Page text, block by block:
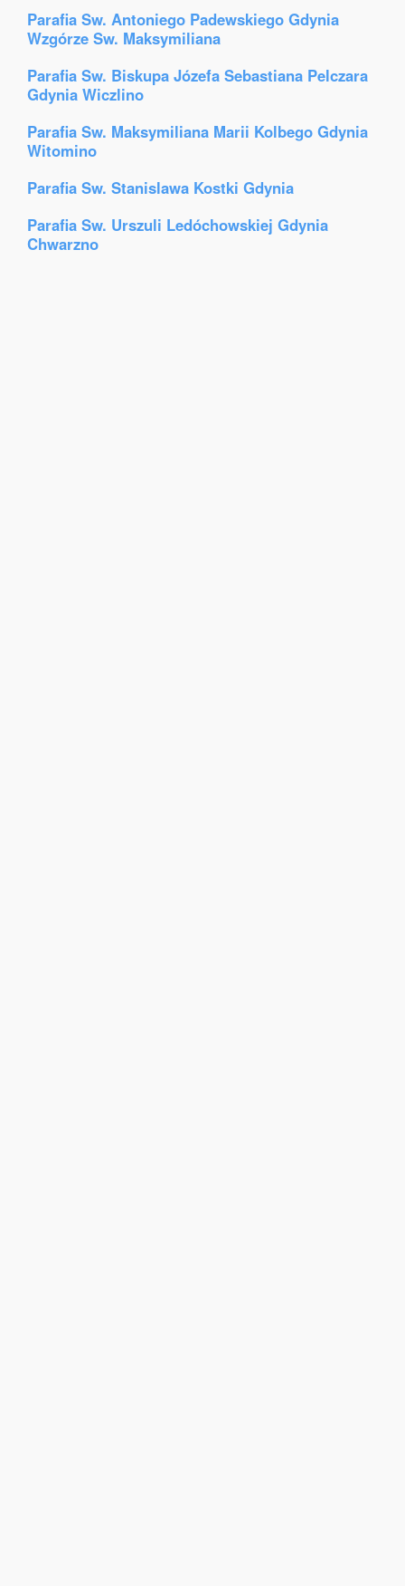
Parafia Sw. Antoniego Padewskiego Gdynia
Wzgórze Sw. Maksymiliana
Parafia Sw. Biskupa Józefa Sebastiana Pelczara
Gdynia Wiczlino
Parafia Sw. Maksymiliana Marii Kolbego Gdynia
Witomino
Parafia Sw. Stanislawa Kostki Gdynia
Parafia Sw. Urszuli Ledóchowskiej Gdynia
Chwarzno